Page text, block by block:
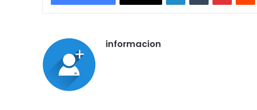
informacion